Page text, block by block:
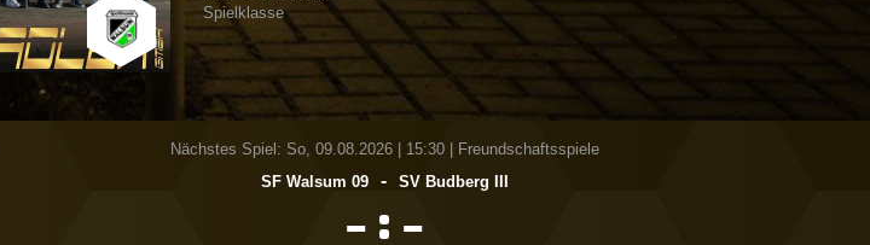
Spielklasse
Nächstes Spiel: So, 09.08.2026| 15:30 | Freundschaftsspiele
SF Walsum 09
- SV Budberg III
 : 